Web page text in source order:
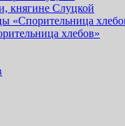
княгине Слуцкой
«Спорительница
хлебов»